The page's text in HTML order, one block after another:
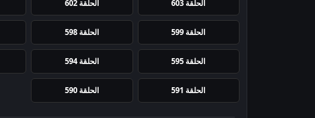
الحلقة 603 الحلقة 602
الحلقة 599 الحلقة 598
الحلقة 595 الحلقة 594
الحلقة 591 الحلقة 590